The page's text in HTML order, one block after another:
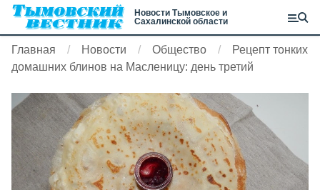
Новости Тымовское и
Сахалинской области
Главная Новости Общество
Рецепт тонких
домашних блинов на Масленицу: день третий